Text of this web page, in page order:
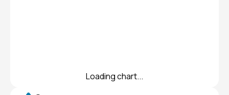
Loading chart...